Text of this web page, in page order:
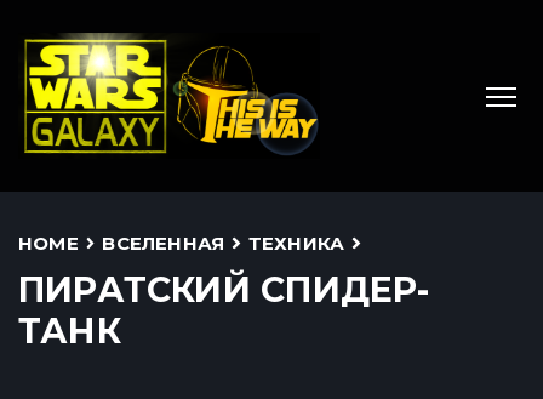
HOME ВСЕЛЕННАЯ ТЕХНИКА
ПИРАТСКИЙ СПИДЕР-
ТАНК